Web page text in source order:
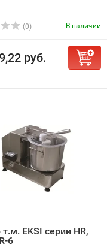
(0) В наличии
руб.
т.м. EKSI серии HR,
6